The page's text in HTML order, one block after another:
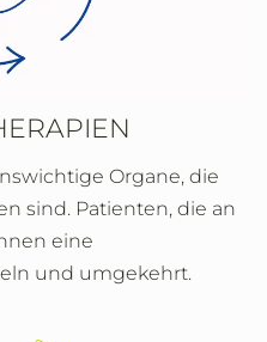
Organe, die
sind. Patienten, die an
eine
und umgekehrt.